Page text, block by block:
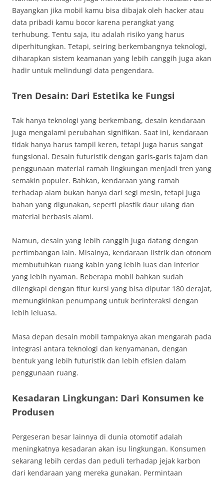
Bayangkan jika mobil kamu bisa dibajak oleh hacker atau
data pribadi kamu bocor karena perangkat yang
terhubung. Tentu saja, itu adalah risiko yang harus
diperhitungkan. Tetapi, seiring berkembangnya teknologi,
diharapkan sistem keamanan yang lebih canggih juga akan
hadir untuk melindungi data pengendara.
Tren Desain: Dari Estetika ke Fungsi
Tak hanya teknologi yang berkembang, desain kendaraan
juga mengalami perubahan signifikan. Saat ini, kendaraan
tidak hanya harus tampil keren, tetapi juga harus sangat
fungsional. Desain futuristik dengan garis-garis tajam dan
penggunaan material ramah lingkungan menjadi tren yang
semakin populer. Bahkan, kendaraan yang ramah
terhadap alam bukan hanya dari segi mesin, tetapi juga
bahan yang digunakan, seperti plastik daur ulang dan
material berbasis alami.
Namun, desain yang lebih canggih juga datang dengan
pertimbangan lain. Misalnya, kendaraan listrik dan otonom
membutuhkan ruang kabin yang lebih luas dan interior
yang lebih nyaman. Beberapa mobil bahkan sudah
dilengkapi dengan fitur kursi yang bisa diputar 180 derajat,
memungkinkan penumpang untuk berinteraksi dengan
lebih leluasa.
Masa depan desain mobil tampaknya akan mengarah pada
integrasi antara teknologi dan kenyamanan, dengan
bentuk yang lebih futuristik dan lebih efisien dalam
penggunaan ruang.
Kesadaran Lingkungan: Dari Konsumen ke
Produsen
Pergeseran besar lainnya di dunia otomotif adalah
meningkatnya kesadaran akan isu lingkungan. Konsumen
sekarang lebih cerdas dan peduli terhadap jejak karbon
dari kendaraan yang mereka gunakan. Permintaan